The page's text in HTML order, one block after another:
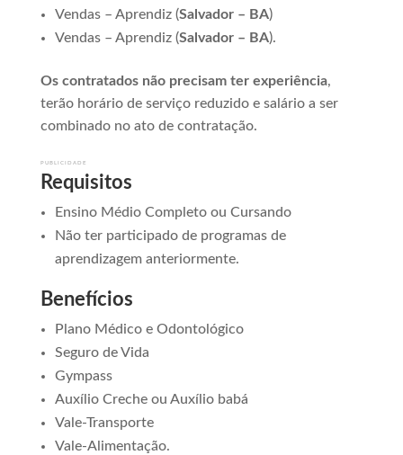
Vendas – Aprendiz (Salvador – BA)
Vendas – Aprendiz (Salvador – BA).
Os contratados não precisam ter experiência,
terão horário de serviço reduzido e salário a ser
combinado no ato de contratação.
PUBLICIDADE
Requisitos
Ensino Médio Completo ou Cursando
Não ter participado de programas de
aprendizagem anteriormente.
Benefícios
Plano Médico e Odontológico
Seguro de Vida
Gympass
Auxílio Creche ou Auxílio babá
Vale-Transporte
Vale-Alimentação.